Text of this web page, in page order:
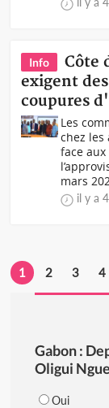
Info
Côte
exigent
coupures
Les
chez les
face
mars
il y a
1 2 3 4
Gabon :
Oligui
Oui